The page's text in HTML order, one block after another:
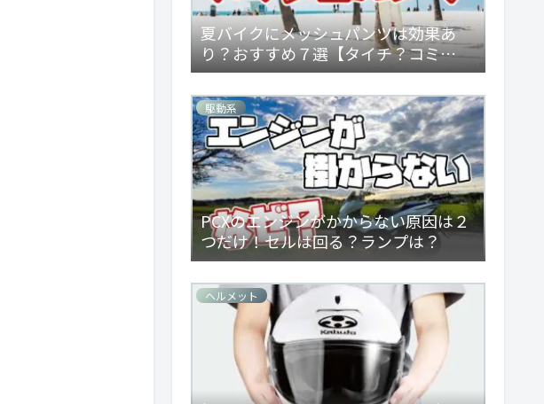
夏バイクにメッシュパンツは効果あ
り？おすすめ７選【タイチ？コミ
ネ？】
駆動系
PCXのエンジンがかからない原因は２
つだけ！セルは回る？ランプは？
ヘルメット